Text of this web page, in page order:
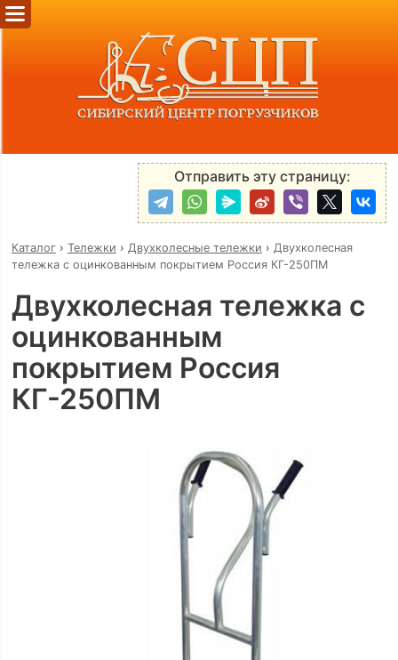
Отправить эту страницу:
Каталог› Тележки › Двухколесные тележки › Двухколесная
тележка с оцинкованным покрытием Россия КГ-250ПМ
Двухколесная тележка с
оцинкованным
покрытием Россия
КГ-250ПМ